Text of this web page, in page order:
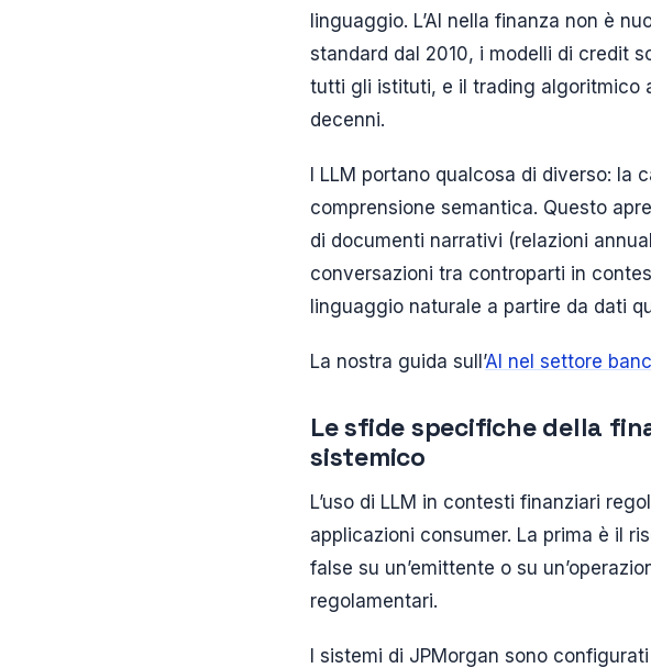
linguaggio. L’AI nella finanza non è
standard dal 2010, i modelli di credit
tutti gli istituti, e il trading algoritmico
decenni.
I LLM portano qualcosa di diverso: la
comprensione semantica. Questo
di documenti narrativi (relazioni
conversazioni tra controparti in
linguaggio naturale a partire da dati
La nostra guida sull’AI nel settore
Le sfide specifiche della
sistemico
L’uso di LLM in contesti finanziari
applicazioni consumer. La prima è il
false su un’emittente o su
regolamentari.
I sistemi di JPMorgan sono